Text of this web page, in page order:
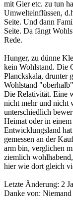
mit Gier etc. zu tun
Umwelteinflüssen,
Seite. Und dann
Seite. Da fängt
Rede.
Hunger, zu dünne
kein Wohlstand. Die
Planckskala, drunter
Wohlstand
Die Relativität. Eine
nicht mehr und nicht
unterschiedlich
Heimat oder in
Entwicklungsland
gemessen an der
arm bin, verglichen
ziemlich
hier wie dort gleich
Letzte Änderung: 2
Danke von: Niemand